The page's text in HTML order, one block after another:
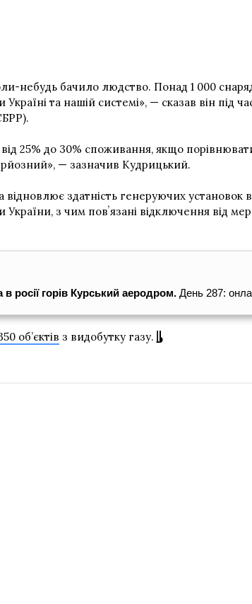
небудь бачило людство. Понад 1 000
та нашій системі», — сказав він під
25% до 30% споживання, якщо
— зазначив Кудрицький.
відновлює здатність генеруючих установок
з чим повʼязані відключення від
росії горів Курський аеродром. День 287:
об’єктів з видобутку газу.